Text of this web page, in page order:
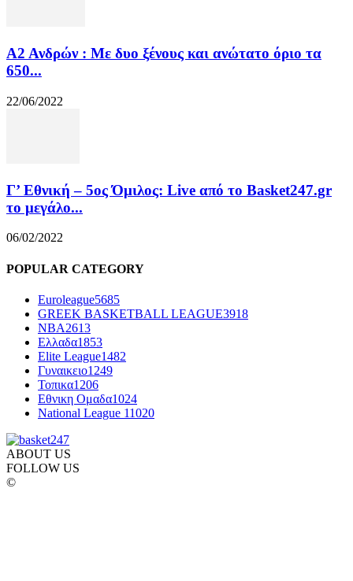
Α2 Ανδρών : Με δυο ξένους και ανώτατο όριο τα
650...
22/06/2022
Γ’ Εθνική – 5ος Όμιλος: Live από το Basket247.gr
το μεγάλο...
06/02/2022
POPULAR CATEGORY
Euroleague5685
GREEK BASKETBALL LEAGUE3918
NBA2613
Ελλαδα1853
Elite League1482
Γυναικειο1249
Τοπικα1206
Εθνικη Ομαδα1024
National League 11020
ABOUT US
FOLLOW US
©